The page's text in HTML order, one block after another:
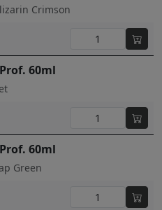
Crimson
60ml
60ml
Green